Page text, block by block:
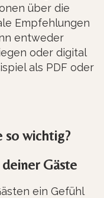
über die
Empfehlungen
entweder
oder digital
als PDF oder
so wichtig?
Gäste
ein Gefühl